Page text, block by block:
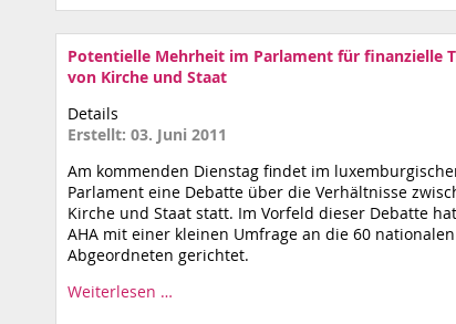
Potentielle Mehrheit im Parlament für finanzielle
von Kirche und Staat
Details
Erstellt: 03. Juni 2011
Am kommenden Dienstag findet im
Parlament eine Debatte über die Verhältnisse
Kirche und Staat statt. Im Vorfeld dieser Debatte
AHA mit einer kleinen Umfrage an die 60 nationalen
Abgeordneten gerichtet.
Weiterlesen …